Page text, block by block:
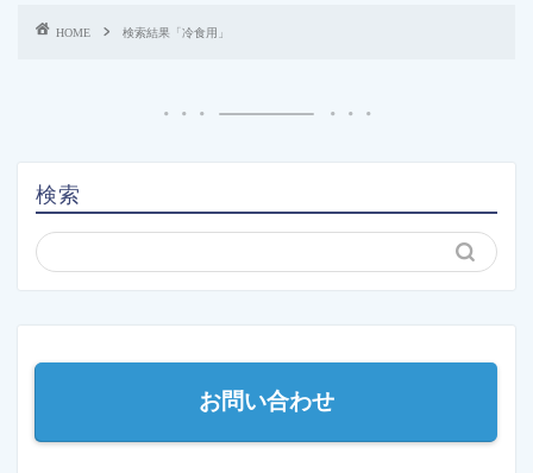
HOME 検索結果「冷食用」
検索
お問い合わせ